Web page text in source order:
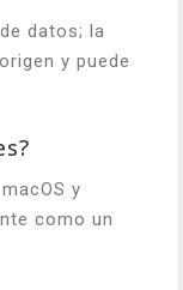
datos; la
y puede
y
como un